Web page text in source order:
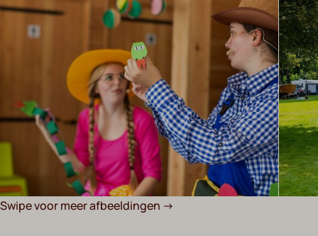
Swipe voor meer afbeeldingen →